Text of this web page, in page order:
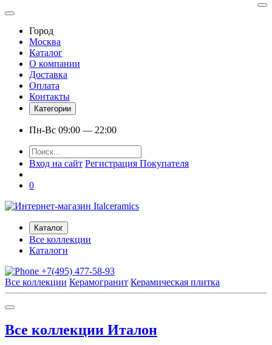
Город
Москва
Каталог
О компании
Доставка
Оплата
Контакты
Категории
Пн-Вс 09:00 — 22:00
Вход на сайт Регистрация Покупателя
0
Каталог
Все коллекции
Каталоги
+7(495) 477-58-93
Все коллекции Керамогранит Керамическая плитка
Все коллекции Италон